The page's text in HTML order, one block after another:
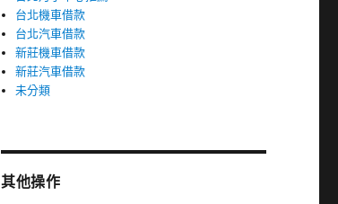
台北機車借款
台北汽車借款
新莊機車借款
新莊汽車借款
未分類
其他操作